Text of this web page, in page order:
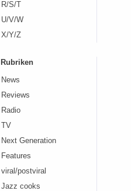
R/S/T
U/V/W
X/Y/Z
Rubriken
News
Reviews
Radio
TV
Next Generation
Features
viral/postviral
Jazz cooks